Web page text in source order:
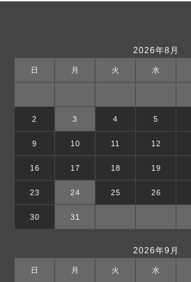
2026年8月
日 月 火 水
2 3 4 5
9 10 11 12
16 17 18 19
23 24 25 26
30 31
2026年9月
日 月 火 水